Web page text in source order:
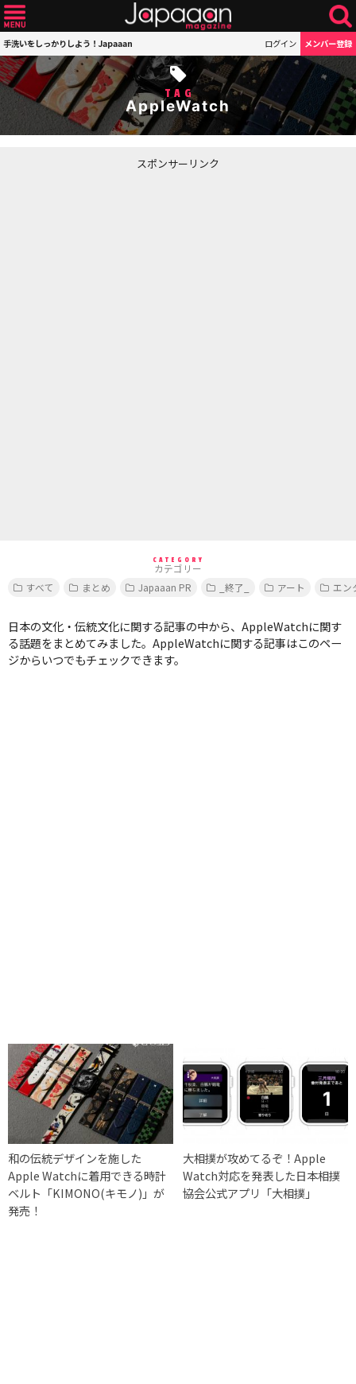
手洗いをしっかりしよう！Japaaan ログイン メンバー登録
TAG
AppleWatch
スポンサーリンク
CATEGORY
カテゴリー
すべて
まとめ Japaaan PR _終了_ アート エン
日本の文化・伝統文化に関する記事の中から、AppleWatchに関す
る話題をまとめてみました。AppleWatchに関する記事はこのペー
ジからいつでもチェックできます。
和の伝統デザインを施した
Apple Watchに着用できる時計
ベルト「KIMONO(キモノ)」が
発売！
大相撲が攻めてるぞ！Apple
Watch対応を発表した日本相撲
協会公式アプリ「大相撲」